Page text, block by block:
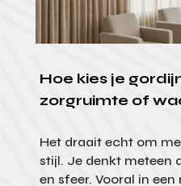
Hoe kies je
zorgruimte of
Het draait echt om
stijl. Je denkt meteen
en sfeer. Vooral in